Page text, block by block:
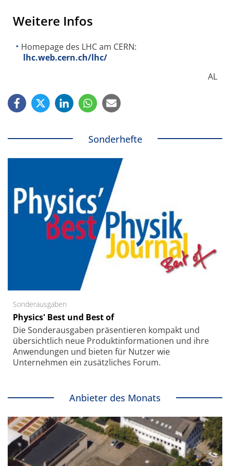
Weitere Infos
Homepage des LHC am CERN:
lhc.web.cern.ch/lhc/
AL
Sonderhefte
Sonderausgaben
Physics' Best und Best of
Die Sonder­ausgaben präsentieren kompakt und
übersichtlich neue Produkt­informationen und ihre
Anwendungen und bieten für Nutzer wie
Unternehmen ein zusätzliches Forum.
Anbieter des Monats